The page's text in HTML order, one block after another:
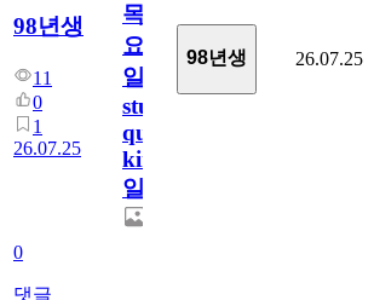
98년생
11
0
1
26.07.25
0
댓글
목
요
일/English
study
quiz
king765
일
98년생 26.07.25